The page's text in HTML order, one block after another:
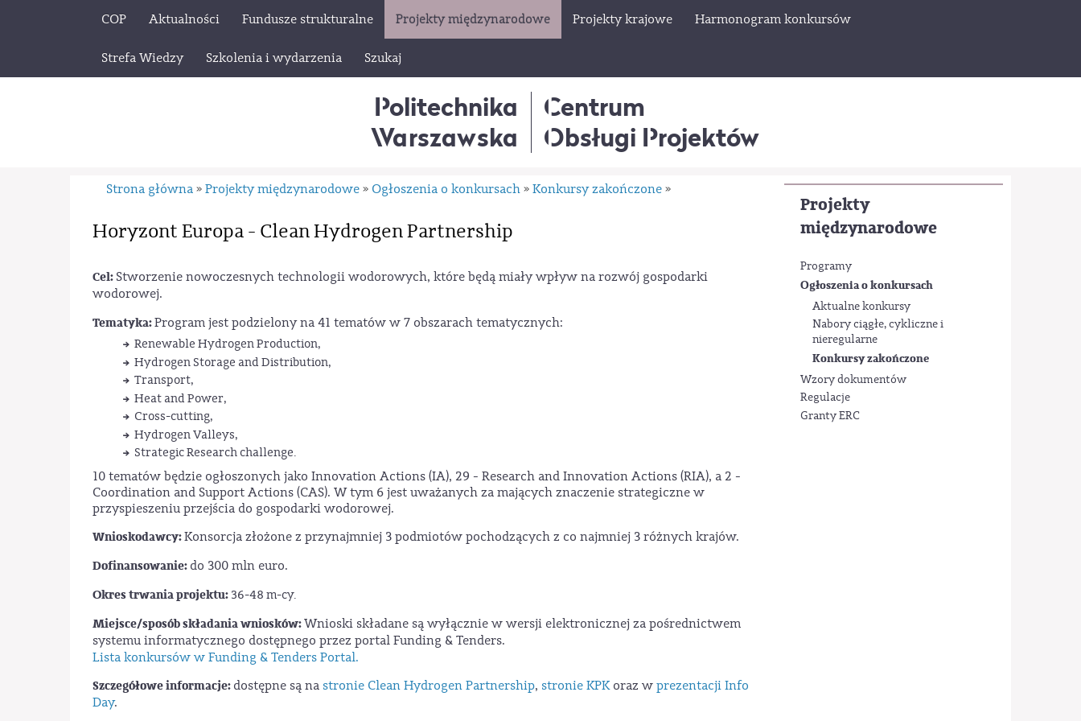
COP Aktualności Fundusze strukturalne Projekty międzynarodowe Projekty krajowe Harmonogram konkursów
Strefa Wiedzy Szkolenia i wydarzenia Szukaj
Politechnika
Warszawska
Centrum
Obsługi Projektów
Projekty
międzynarodowe
Programy
Ogłoszenia o konkursach
Aktualne konkursy
Nabory ciągłe, cykliczne i
nieregularne
Konkursy zakończone
Wzory dokumentów
Regulacje
Granty ERC
Strona główna » Projekty międzynarodowe » Ogłoszenia o konkursach » Konkursy zakończone »
Horyzont Europa - Clean Hydrogen Partnership
Cel: Stworzenie nowoczesnych technologii wodorowych, które będą miały wpływ na rozwój gospodarki
wodorowej.
Tematyka:Program jest podzielony na 41 tematów w 7 obszarach tematycznych:
Renewable Hydrogen Production,
Hydrogen Storage and Distribution,
Transport,
Heat and Power,
Cross-cutting,
Hydrogen Valleys,
Strategic Research challenge.
10 tematów będzie ogłoszonych jako Innovation Actions (IA), 29 - Research and Innovation Actions (RIA), a 2 -
Coordination and Support Actions (CAS). W tym 6 jest uważanych za mających znaczenie strategiczne w
przyspieszeniu przejścia do gospodarki wodorowej.
Wnioskodawcy:Konsorcja złożone z przynajmniej 3 podmiotów pochodzących z co najmniej 3 różnych krajów.
Dofinansowanie: do 300 mln euro.
Okres trwania projektu: 36-48 m-cy.
Miejsce/sposób składania wniosków:Wnioski składane są wyłącznie w wersji elektronicznej za pośrednictwem
systemu informatycznego dostępnego przez portal Funding & Tenders.
Lista konkursów w Funding & Tenders Portal.
Szczegółowe informacje: dostępne są na stronie Clean Hydrogen Partnership, stronie KPKoraz w prezentacji Info
Day.